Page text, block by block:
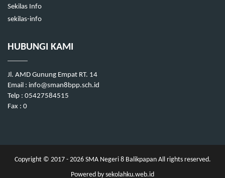
Sekilas Info
sekilas-info
HUBUNGI KAMI
Jl. AMD Gunung Empat RT. 14
Email : info@sman8bpp.sch.id
Telp : 05427584515
Fax : 0
Copyright © 2017 - 2026SMA Negeri 8 BalikpapanAll rights reserved.
Powered by sekolahku.web.id